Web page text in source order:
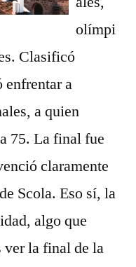
olímpi
Clasificó
enfrentar a
a quien
75. La final fue
claramente
Scola. Eso sí, la
algo que
ver la final de la